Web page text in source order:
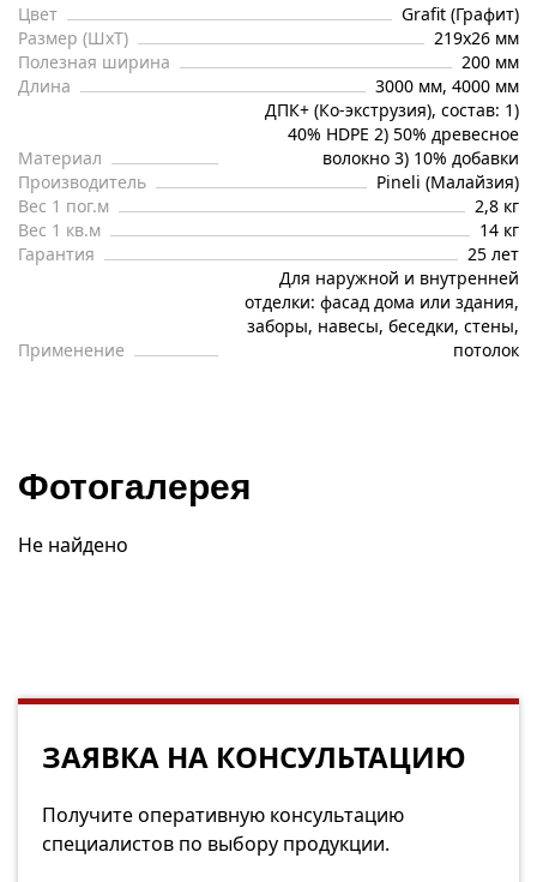
Цвет
Grafit (Графит)
Размер (ШхТ)
219х26 мм
Полезная ширина
200 мм
Длина
3000 мм, 4000 мм
Материал
ДПК+ (Ко-экструзия), состав: 1)
40% HDPE 2) 50% древесное
волокно 3) 10% добавки
Производитель
Pineli (Малайзия)
Вес 1 пог.м
2,8 кг
Вес 1 кв.м
14 кг
Гарантия
25 лет
Применение
Для наружной и внутренней
отделки: фасад дома или здания,
заборы, навесы, беседки, стены,
потолок
Фотогалерея
Не найдено
ЗАЯВКА НА КОНСУЛЬТАЦИЮ
Получите оперативную консультацию
специалистов по выбору продукции.